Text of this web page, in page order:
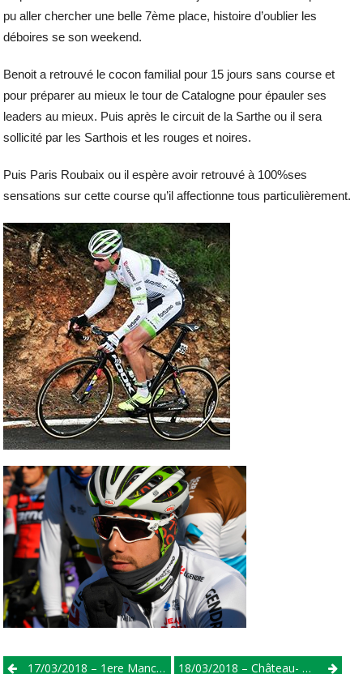
pu aller chercher une belle 7ème place, histoire d’oublier les
déboires se son weekend.
Benoit a retrouvé le cocon familial pour 15 jours sans course et
pour préparer au mieux le tour de Catalogne pour épauler ses
leaders au mieux. Puis après le circuit de la Sarthe ou il sera
sollicité par les Sarthois et les rouges et noires.
Puis Paris Roubaix ou il espère avoir retrouvé à 100%ses
sensations sur cette course qu’il affectionne tous particulièrement.
17/03/2018 – 1ere Manche Du Crédit Agricole Des Jeunes Pistards – Benjamins 18/03/2018 – Château- Gontier (53) – Minimes